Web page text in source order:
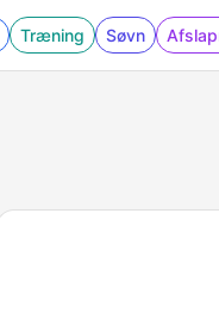
Træning Søvn